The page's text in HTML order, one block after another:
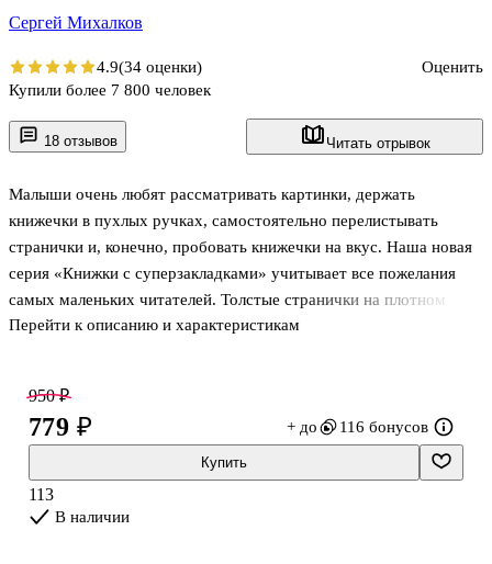
18 отзывов Читать отрывок
Малыши очень любят рассматривать картинки, держать
книжечки в пухлых ручках, самостоятельно перелистывать
странички и, конечно, пробовать книжечки на вкус. Наша новая
серия «Книжки с суперзакладками» учитывает все пожелания
самых маленьких читателей. Толстые странички на плотном
картоне, которые выдержат даже самых любопытных читателей,
поиграть с книгой, познакомиться со знаменитыми героями В.
Сутеева, С. Маршака, С. Михалкова, Э. Успенского и других
авторов «Малыша». Покажите деткам эти книжечки, позвольте
им самим показать пальчиком главных героев на закладках и
переверн
Перейти к описанию и характеристикам
Сергей Михалков
4.9(34 оценки)
Оценить
Купили более 7 800 человек
950 ₽
779 ₽ + до 116 бонусов
Купить
113
В наличии